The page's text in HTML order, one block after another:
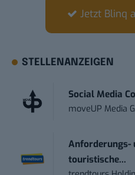
Jetzt Blinq
STELLENANZEIGEN
Social Media
moveUP Media
Anforderungs-
touristische...